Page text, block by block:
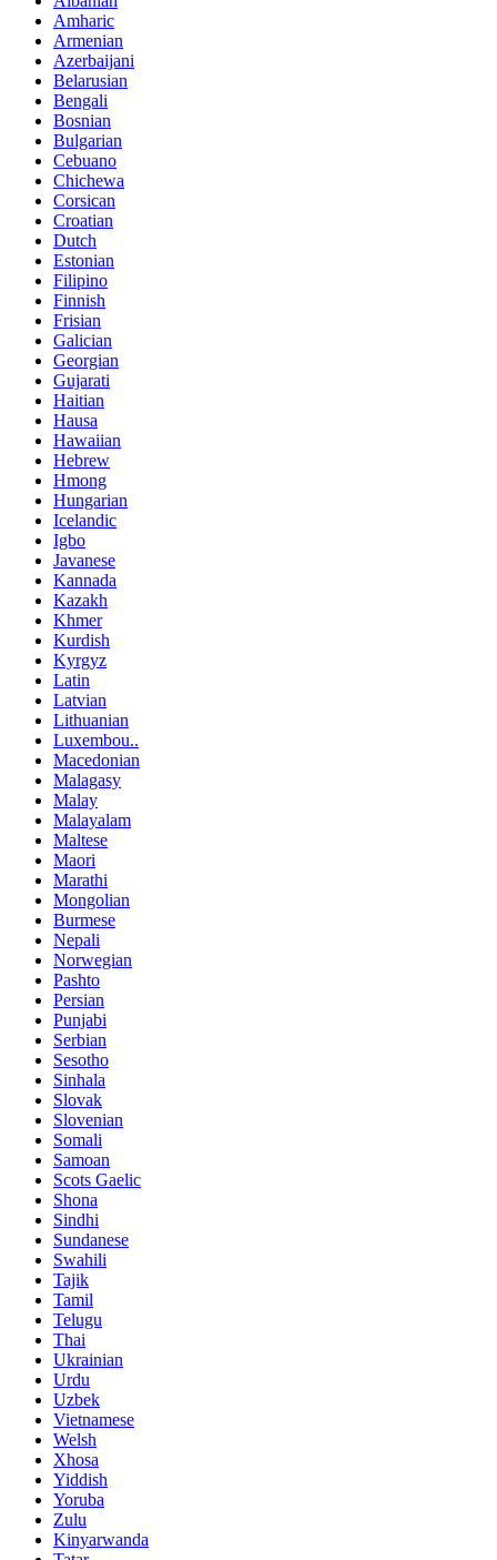
Amharic
Armenian
Azerbaijani
Belarusian
Bengali
Bosnian
Bulgarian
Cebuano
Chichewa
Corsican
Croatian
Dutch
Estonian
Filipino
Finnish
Frisian
Galician
Georgian
Gujarati
Haitian
Hausa
Hawaiian
Hebrew
Hmong
Hungarian
Icelandic
Igbo
Javanese
Kannada
Kazakh
Khmer
Kurdish
Kyrgyz
Latin
Latvian
Lithuanian
Luxembou..
Macedonian
Malagasy
Malay
Malayalam
Maltese
Maori
Marathi
Mongolian
Burmese
Nepali
Norwegian
Pashto
Persian
Punjabi
Serbian
Sesotho
Sinhala
Slovak
Slovenian
Somali
Samoan
Scots Gaelic
Shona
Sindhi
Sundanese
Swahili
Tajik
Tamil
Telugu
Thai
Ukrainian
Urdu
Uzbek
Vietnamese
Welsh
Xhosa
Yiddish
Yoruba
Zulu
Kinyarwanda